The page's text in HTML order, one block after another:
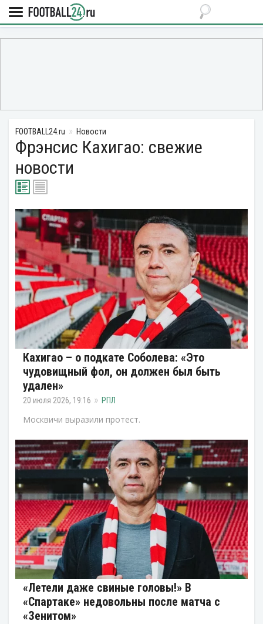
FOOTBALL24.ru Новости
Фрэнсис Кахигао: свежие
новости
Кахигао – о подкате Соболева: «Это
чудовищный фол, он должен был быть
удален»
20 июля 2026, 19:16 РПЛ
Москвичи выразили протест.
«Летели даже свиные головы!» В
«Спартаке» недовольны после матча с
«Зенитом»